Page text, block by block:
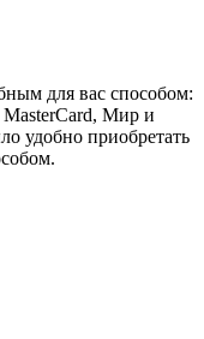
для вас способом:
Мир и
удобно приобретать